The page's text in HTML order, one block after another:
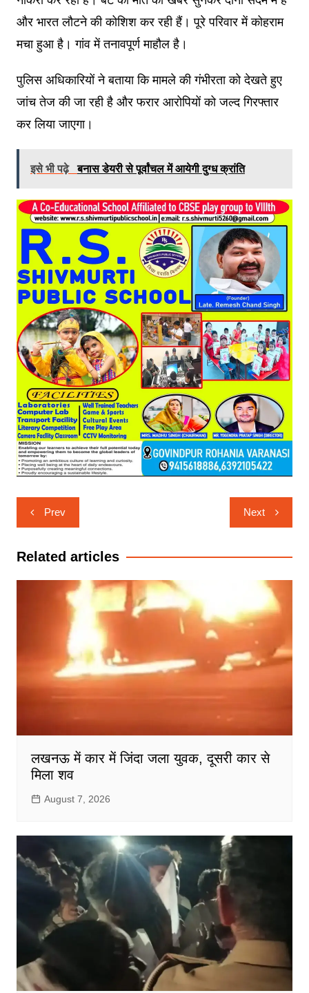
और भारत लौटने की कोशिश कर रही हैं। पूरे परिवार में कोहराम
मचा हुआ है। गांव में तनावपूर्ण माहौल है।
पुलिस अधिकारियों ने बताया कि मामले की गंभीरता को देखते हुए
जांच तेज की जा रही है और फरार आरोपियों को जल्द गिरफ्तार
कर लिया जाएगा।
इसे भी पढ़े बनास डेयरी से पूर्वांचल में आयेगी दुग्ध क्रांति
Post
navigation
Prev Next
Related articles
लखनऊ में कार में जिंदा जला युवक, दूसरी कार से
मिला शव
August 7, 2026